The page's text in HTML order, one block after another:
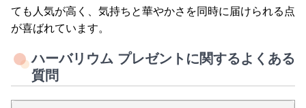
ても人気が高く、気持ちと華やかさを同時に届けられる点
が喜ばれています。
ハーバリウム プレゼントに関するよくある
質問